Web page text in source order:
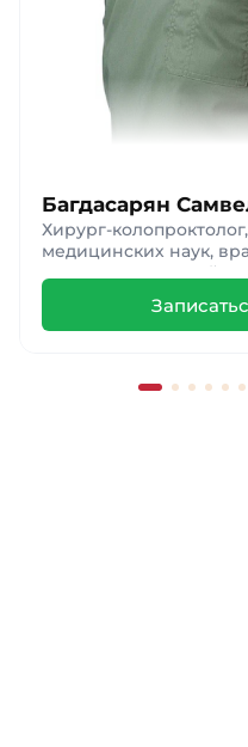
Багдасарян
Хирург-
медицинских наук,
категории, главный